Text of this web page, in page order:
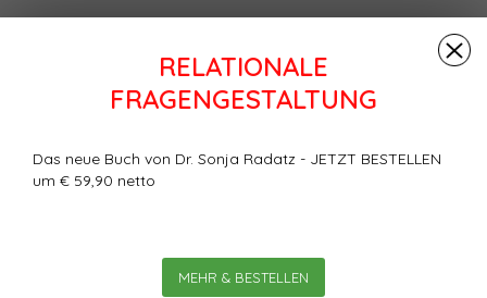
RELATIONALE
FRAGENGESTALTUNG
Das neue Buch von Dr. Sonja Radatz - JETZT BESTELLEN
um € 59,90 netto
MEHR & BESTELLEN